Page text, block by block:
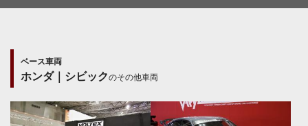
ベース車両
ホンダ｜シビックのその他車両